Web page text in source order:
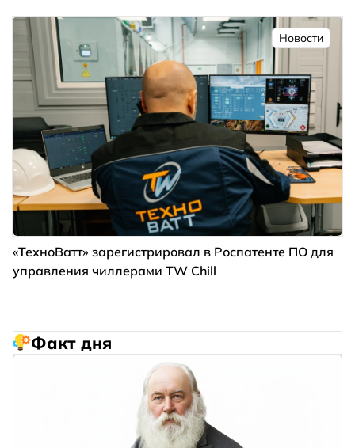
Новости
«ТехноВатт» зарегистрировал в Роспатенте ПО для
управления чиллерами TW Chill
Факт дня